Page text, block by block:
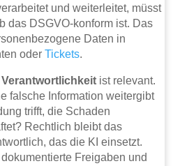
und weiterleitet, müsst
das DSGVO-konform ist. Das
Daten in
oderTickets.
Verantwortlichkeit ist relevant.
falsche Information weitergibt
trifft, die Schaden
Rechtlich bleibt das
das die KI einsetzt.
Freigaben und